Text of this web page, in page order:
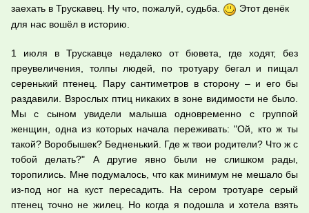
заехать в Трускавец. Ну что, пожалуй, судьба.
Этот денёк
для нас вошёл в историю.
1 июля в Трускавце недалеко от бювета, где ходят, без
преувеличения, толпы людей, по тротуару бегал и пищал
серенький птенец. Пару сантиметров в сторону – и его бы
раздавили. Взрослых птиц никаких в зоне видимости не было.
Мы с сыном увидели малыша одновременно с группой
женщин, одна из которых начала переживать: "Ой, кто ж ты
такой? Воробышек? Бедненький. Где ж твои родители? Что ж с
тобой делать?" А другие явно были не слишком рады,
торопились. Мне подумалось, что как минимум не мешало бы
из-под ног на куст пересадить. На сером тротуаре серый
птенец точно не жилец. Но когда я подошла и хотела взять